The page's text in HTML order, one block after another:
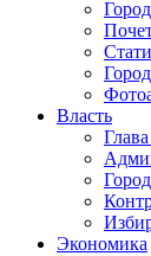
Власть
Экономика